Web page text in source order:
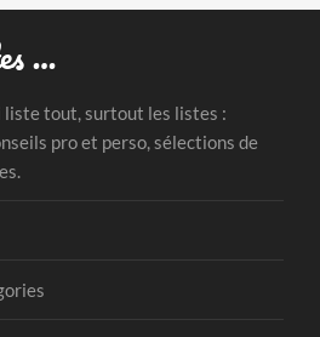
…
tout, surtout les listes :
pro et perso, sélections de